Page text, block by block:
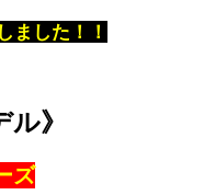
ました！！
》
ズ